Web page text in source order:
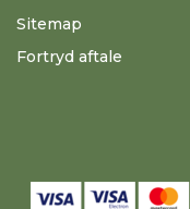
Sitemap
Fortryd aftale